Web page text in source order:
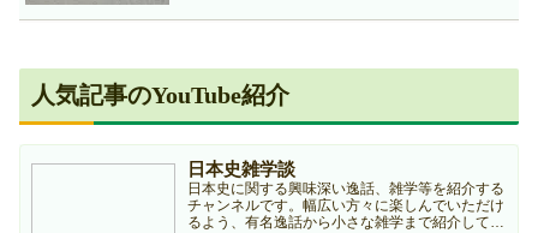
人気記事のYouTube紹介
日本史雑学談
日本史に関する興味深い逸話、雑学等を紹介する
チャンネルです。幅広い方々に楽しんでいただけ
るよう、有名逸話から小さな雑学まで紹介してい